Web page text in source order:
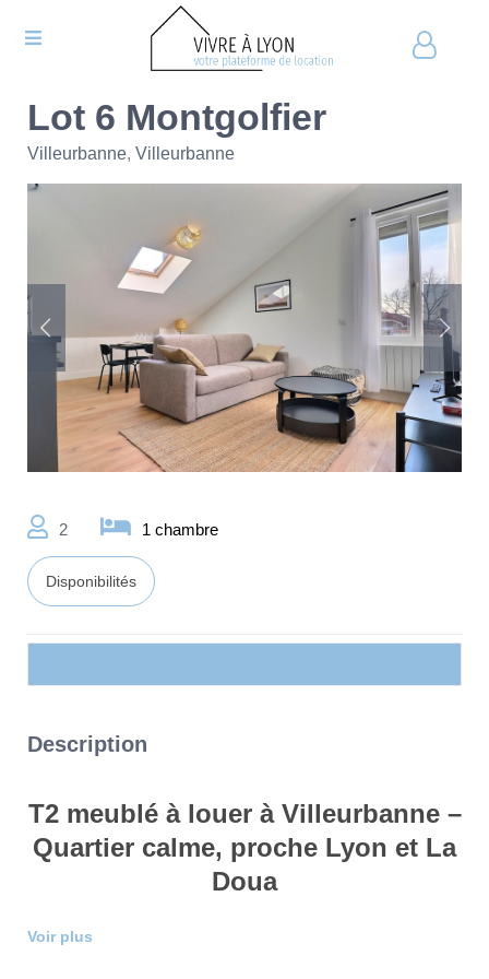
Lot 6 Montgolfier
Villeurbanne, Villeurbanne
2 1 chambre
Disponibilités
Description
T2 meublé à louer à Villeurbanne –
Quartier calme, proche Lyon et La
Doua
Voir plus